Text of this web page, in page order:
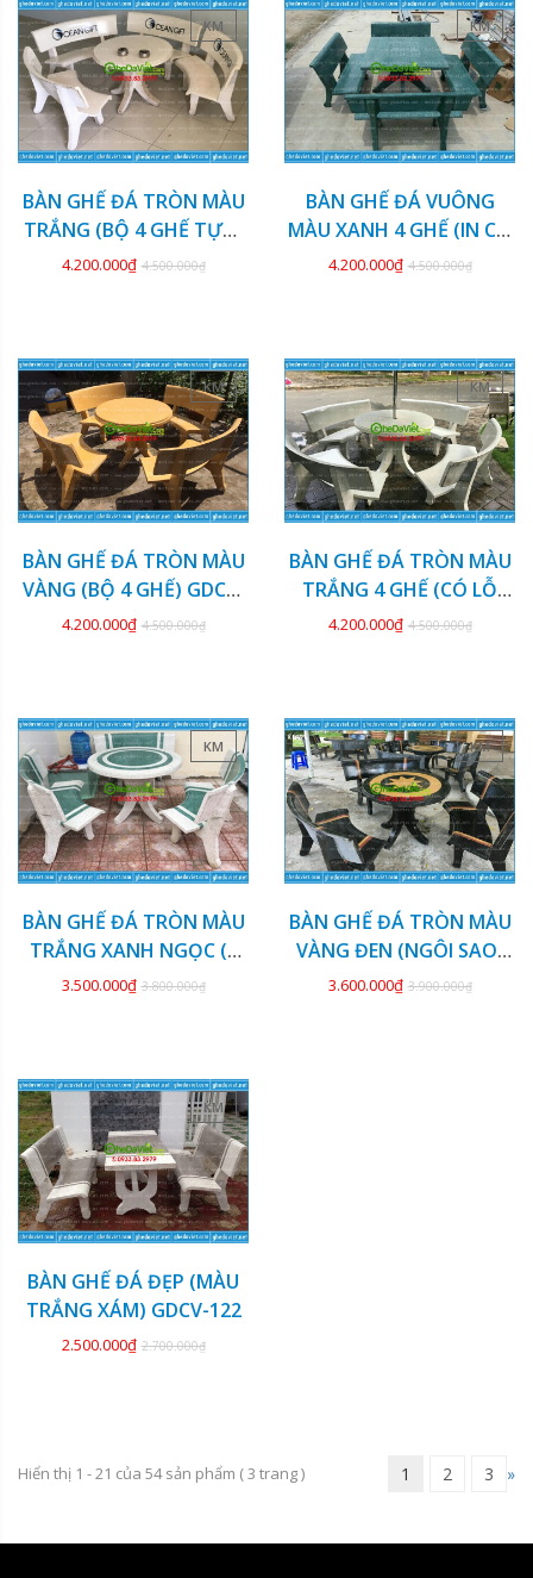
KM
BÀN GHẾ ĐÁ TRÒN MÀU
TRẮNG (BỘ 4 GHẾ TỰA)
GDCV-128
4.200.000₫ 4.500.000₫
KM
BÀN GHẾ ĐÁ VUÔNG
MÀU XANH 4 GHẾ (IN CỜ
TƯỚNG) GDCV-127
4.200.000₫ 4.500.000₫
KM
BÀN GHẾ ĐÁ TRÒN MÀU
VÀNG (BỘ 4 GHẾ) GDCV-
126
4.200.000₫ 4.500.000₫
KM
BÀN GHẾ ĐÁ TRÒN MÀU
TRẮNG 4 GHẾ (CÓ LỖ
DÙ) GDCV-125
4.200.000₫ 4.500.000₫
KM
BÀN GHẾ ĐÁ TRÒN MÀU
TRẮNG XANH NGỌC (3
GHẾ) GDCV-124
3.500.000₫ 3.800.000₫
KM
BÀN GHẾ ĐÁ TRÒN MÀU
VÀNG ĐEN (NGÔI SAO)
GDCV-123
3.600.000₫ 3.900.000₫
KM
BÀN GHẾ ĐÁ ĐẸP (MÀU
TRẮNG XÁM) GDCV-122
2.500.000₫ 2.700.000₫
Hiển thị 1 - 21 của 54sản phẩm (3 trang ) 1 2 3 »